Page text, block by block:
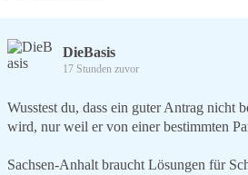
DieBasis
17 Stunden zuvor
Wusstest du, dass ein guter Antrag nicht
wird, nur weil er von einer bestimmten
Sachsen-Anhalt braucht Lösungen für